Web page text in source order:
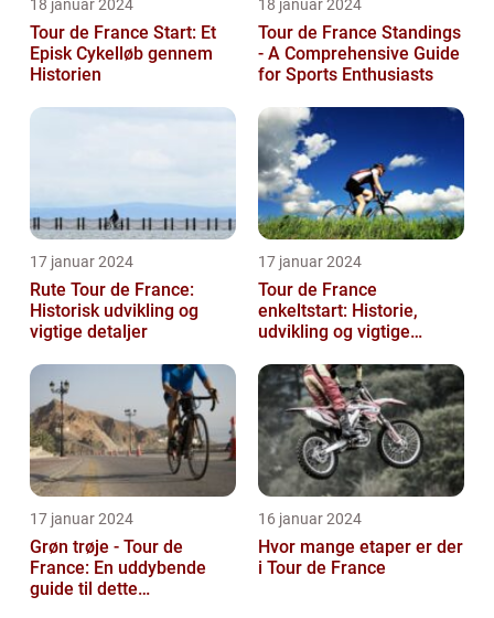
18 januar 2024
Tour de France Start: Et
Episk Cykelløb gennem
Historien
18 januar 2024
Tour de France Standings
- A Comprehensive Guide
for Sports Enthusiasts
17 januar 2024
Rute Tour de France:
Historisk udvikling og
vigtige detaljer
17 januar 2024
Tour de France
enkeltstart: Historie,
udvikling og vigtige
17 januar 2024
Grøn trøje - Tour de
France: En uddybende
guide til dette
16 januar 2024
Hvor mange etaper er der
i Tour de France